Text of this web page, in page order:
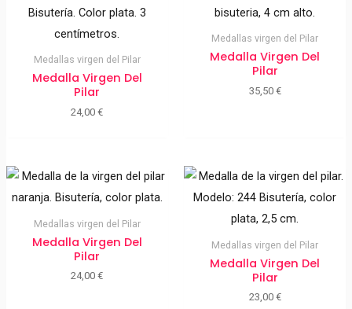
Medallas virgen del Pilar
Medalla Virgen Del
Pilar
24,00€
Medallas virgen del Pilar
Medalla Virgen Del
Pilar
35,50 €
Medallas virgen del Pilar
Medalla Virgen Del
Pilar
24,00€
Medallas virgen del Pilar
Medalla Virgen Del
Pilar
23,00 €